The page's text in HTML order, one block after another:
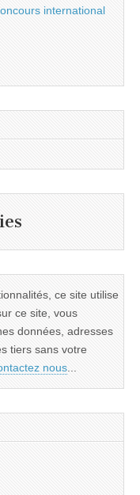
international
ce site utilise
ce site, vous
données, adresses
tiers sans votre
nous